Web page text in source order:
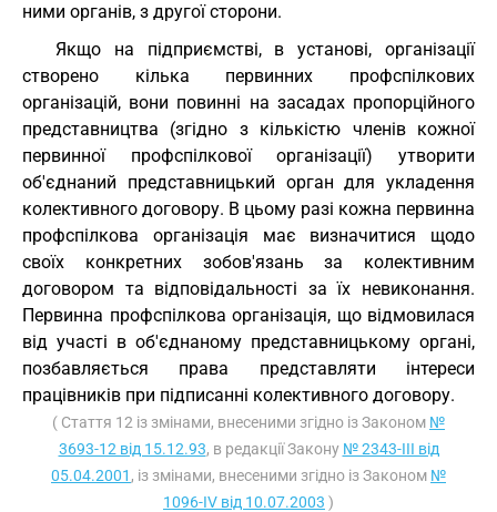
ними органів, з другої сторони.
Якщо на підприємстві, в установі, організації
створено кілька первинних профспілкових
організацій, вони повинні на засадах пропорційного
представництва (згідно з кількістю членів кожної
первинної профспілкової організації) утворити
об'єднаний представницький орган для укладення
колективного договору. В цьому разі кожна первинна
профспілкова організація має визначитися щодо
своїх конкретних зобов'язань за колективним
договором та відповідальності за їх невиконання.
Первинна профспілкова організація, що відмовилася
від участі в об'єднаному представницькому органі,
позбавляється права представляти інтереси
працівників при підписанні колективного договору.
( Стаття 12 із змінами, внесеними згідно із Законом №
3693-12 від 15.12.93, в редакції Закону № 2343-III від
05.04.2001 , із змінами, внесеними згідно із Законом №
1096-IV від 10.07.2003 )